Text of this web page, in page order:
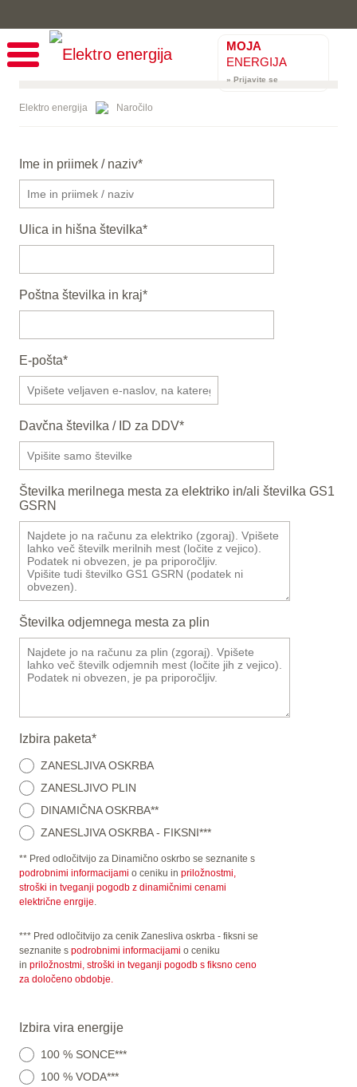
MOJA
ENERGIJA
» Prijavite se
Elektro energija Naročilo
Ime in priimek / naziv*
Ulica in hišna številka*
Poštna številka in kraj*
E-pošta*
Davčna številka / ID za DDV*
Številka merilnega mesta za elektriko in/ali številka GS1
GSRN
Številka odjemnega mesta za plin
Izbira paketa*
ZANESLJIVA OSKRBA
ZANESLJIVO PLIN
DINAMIČNA OSKRBA**
ZANESLJIVA OSKRBA - FIKSNI***
** Pred odločitvijo za Dinamično oskrbo se seznanite s
podrobnimi informacijami o ceniku in priložnostmi,
stroški in tveganji pogodb z dinamičnimi cenami
električne enrgije.
*** Pred odločitvijo za cenik Zanesliva oskrba - fiksni se
seznanite s podrobnimi informacijami o ceniku
in priložnostmi, stroški in tveganji pogodb s fiksno ceno
za določeno obdobje.
Izbira vira energije
100 % SONCE***
100 % VODA***